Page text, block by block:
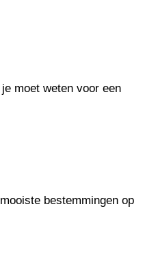
moet weten voor een
bestemmingen op